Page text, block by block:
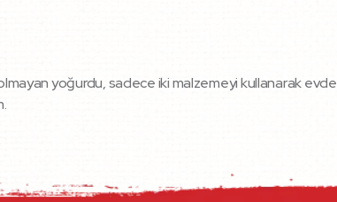
yoğurdu, sadece iki malzemeyi kullanarak